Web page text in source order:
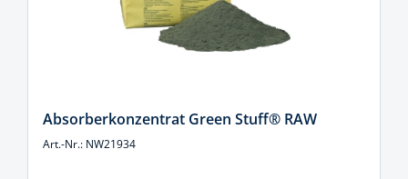
Absorberkonzentrat Green Stuff® RAW
Art.-Nr.: NW21934